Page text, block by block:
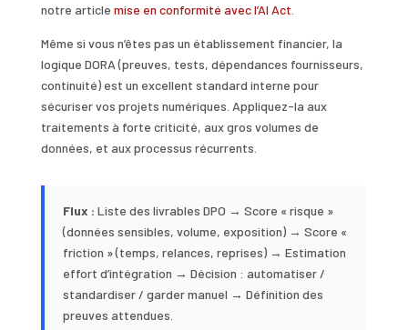
notre article mise en conformité avec l’AI Act
Même si vous n’êtes pas un établissement financier, la
logique DORA (preuves, tests, dépendances fournisseurs,
continuité) est un excellent standard interne pour
sécuriser vos projets numériques. Appliquez-la aux
traitements à forte criticité, aux gros volumes de
données, et aux processus récurrents.
Flux : Liste des livrables DPO → Score « risque »
(données sensibles, volume, exposition) → Score «
friction » (temps, relances, reprises) → Estimation
effort d’intégration → Décision : automatiser /
standardiser / garder manuel → Définition des
preuves attendues.